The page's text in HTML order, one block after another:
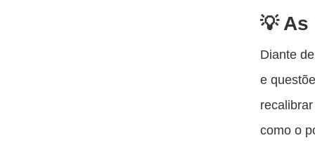
As
Diante
e
como o